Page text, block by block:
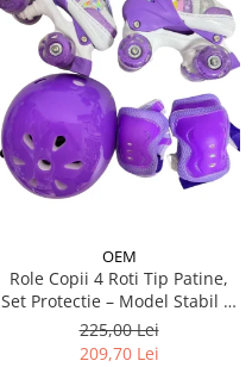
OEM
Role Copii 4 Roti Tip Patine,
Set Protectie – Model Stabil si
Reglabil - Mov
225,00 Lei
209,70 Lei